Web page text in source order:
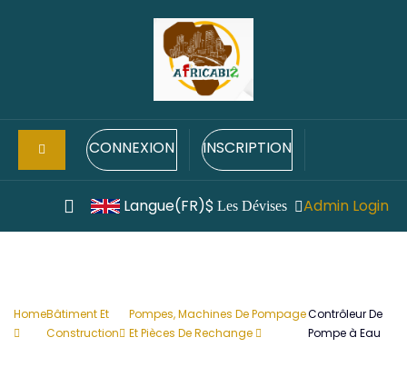
CONNEXION INSCRIPTION
Langue(FR)$ Les Dévises Admin Login
HomeBâtiment Et
Construction
Pompes, Machines De Pompage
Et Pièces De Rechange
Contrôleur De
Pompe à Eau